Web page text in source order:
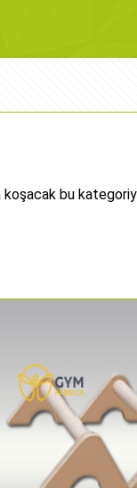
koşacak bu